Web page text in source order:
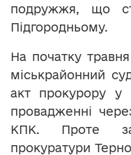
подружжя, що
Підгородньому.
На початку
міськрайонний
акт прокурору у
провадженні
КПК. Проте за
прокуратури